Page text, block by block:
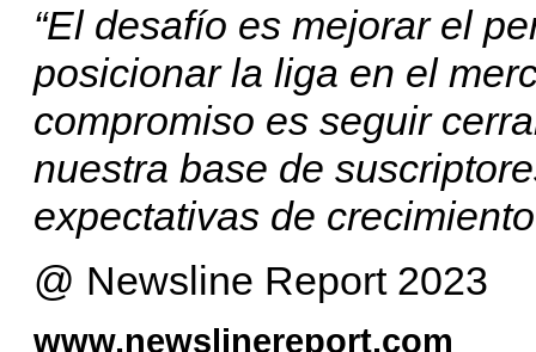
“El desafío es mejorar el
posicionar la liga en el
compromiso es seguir
nuestra base de
expectativas de
@ Newsline Report 2023
www.newslinereport.com